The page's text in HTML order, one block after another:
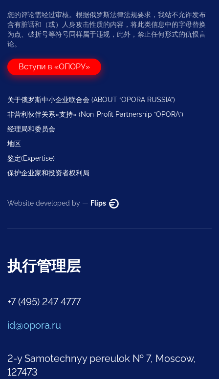
您的评论需经过审核。根据俄罗斯法律法规要求，我站不允许发布
含有脏话和（或）人身攻击性质的内容，将此类信息中的字母替换
为点、破折号等符号同样属于违规，此外，禁止任何形式的仇恨言
论。
Вступи в «ОПОРУ»
关于俄罗斯中小企业联合会 (ABOUT “OPORA RUSSIA”)
非营利伙伴关系«支持» (Non-Profit Partnership “OPORA”)
经理局和委员会
地区
鉴定(Expertise)
保护企业家和投资者权利局
Website developed by — Flips
执行管理层
+7 (495) 247 4777
id@opora.ru
2-y Samotechnyy pereulok № 7, Moscow,
127473